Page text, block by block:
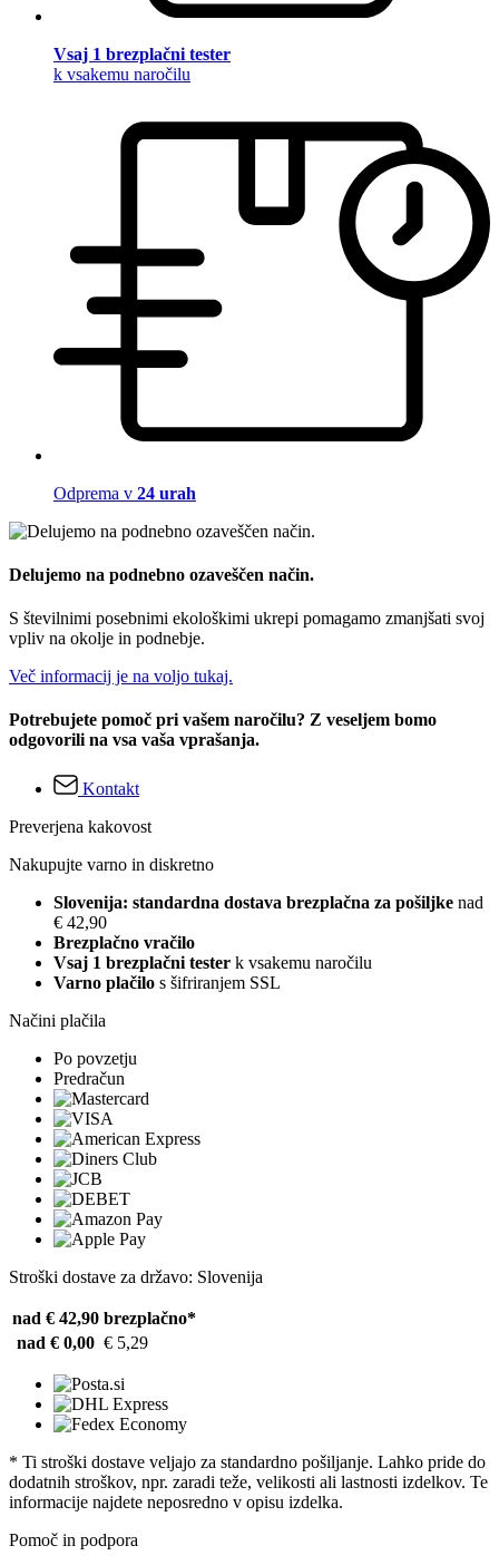
Vsaj 1 brezplačni tester
k vsakemu naročilu
Odprema v 24 urah
Delujemo na podnebno ozaveščen način.
S številnimi posebnimi ekološkimi ukrepi pomagamo zmanjšati svoj
vpliv na okolje in podnebje.
Več informacij je na voljo tukaj.
Potrebujete pomoč pri vašem naročilu? Z veseljem bomo
odgovorili na vsa vaša vprašanja.
Kontakt
Preverjena kakovost
Nakupujte varno in diskretno
Slovenija: standardna dostava brezplačna za pošiljke nad
€ 42,90
Brezplačno vračilo
Vsaj 1 brezplačni tester k vsakemu naročilu
Varno plačilo s šifriranjem SSL
Načini plačila
Po povzetju
Predračun
Stroški dostave za državo: Slovenija
nad € 42,90 brezplačno*
nad € 0,00 € 5,29
* Ti stroški dostave veljajo za standardno pošiljanje. Lahko pride do
dodatnih stroškov, npr. zaradi teže, velikosti ali lastnosti izdelkov. Te
informacije najdete neposredno v opisu izdelka.
Pomoč in podpora